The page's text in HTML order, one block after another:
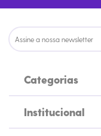
Categorias
Institucional